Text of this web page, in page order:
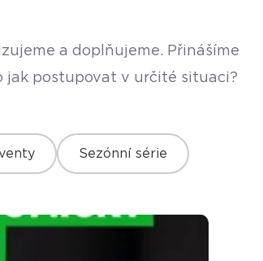
a doplňujeme. Přinášíme
jak postupovat v určité situaci?
Sezónní série